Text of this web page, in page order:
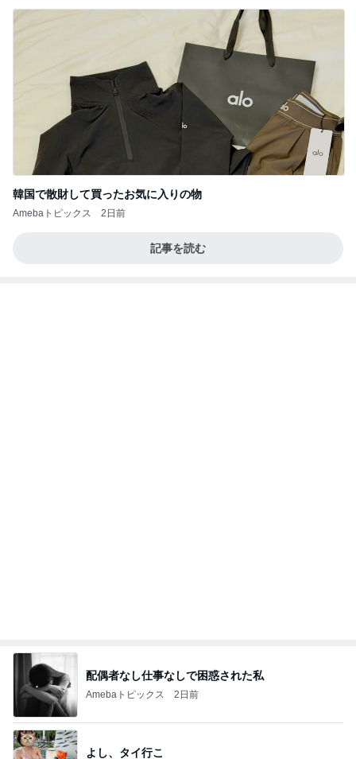
韓国で散財して買ったお気に入りの物
Amebaトピックス 2日前
記事を読む
配偶者なし仕事なしで困惑された私
Amebaトピックス 2日前
よし、タイ行こ